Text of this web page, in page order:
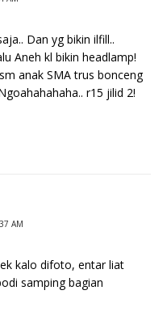
Dan yg bikin ilfill..
Aneh kl bikin headlamp!
anak SMA trus bonceng
r15 jilid 2!
AM
kalo difoto, entar liat
samping bagian